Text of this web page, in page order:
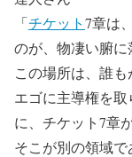
「チケット7章は
のが、物凄い腑に
この場所は、誰も
エゴに主導権を
に、チケット7章
そこが別の領域